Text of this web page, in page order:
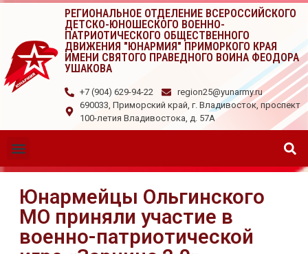
РЕГИОНАЛЬНОЕ ОТДЕЛЕНИЕ ВСЕРОССИЙСКОГО
ДЕТСКО-ЮНОШЕСКОГО ВОЕННО-
ПАТРИОТИЧЕСКОГО ОБЩЕСТВЕННОГО
ДВИЖЕНИЯ "ЮНАРМИЯ" ПРИМОРКОГО КРАЯ
ИМЕНИ СВЯТОГО ПРАВЕДНОГО ВОИНА ФЕОДОРА
УШАКОВА
+7 (904) 629-94-22
region25@yunarmy.ru
690033, Приморский край, г. Владивосток, проспект
100-летия Владивостока, д. 57А
Юнармейцы Ольгинского
МО приняли участие в
военно-патриотической